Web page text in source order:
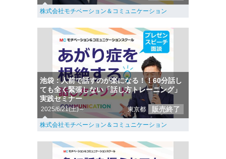
株式会社モチベーション＆コミュニケーション
池袋：人前で話すのが楽になる！！60分話し
ても全く緊張しない「話し方トレーニング」
実践セミナー
2025/6/21(土)～ 東京都 販売終了
株式会社モチベーション＆コミュニケーション